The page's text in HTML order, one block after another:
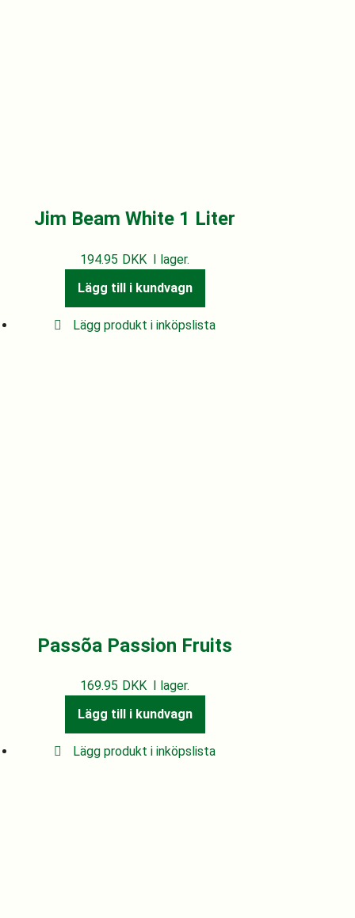
Jim Beam White 1 Liter
194.95 DKK I lager.
Lägg till i kundvagn
Lägg produkt i inköpslista
Passõa Passion Fruits
169.95 DKK
I lager.
Lägg till i kundvagn
Lägg produkt i inköpslista